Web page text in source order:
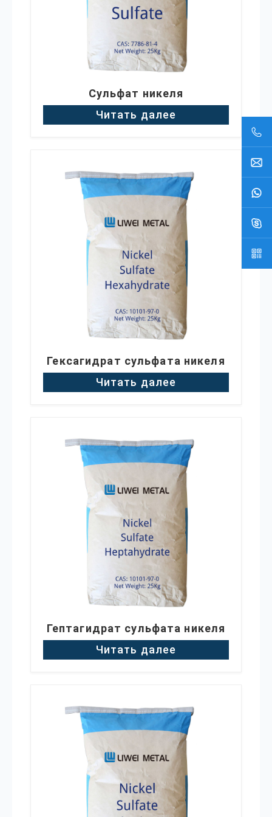
Сульфат никеля
Читать далее
Гексагидрат сульфата никеля
Читать далее
Гептагидрат сульфата никеля
Читать далее